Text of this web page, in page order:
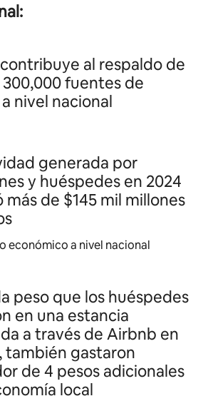
al respaldo de
fuentes de
nivel nacional
generada por
y huéspedes en 2024
más de $145 mil millones
económico a nivel nacional
peso que los huéspedes
en una estancia
a través de Airbnb en
también gastaron
de 4 pesos adicionales
local